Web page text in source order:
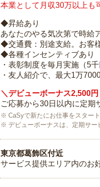
本業として月収30万以上も
◆昇給あり
あなたのやる気次第で時給
◆交通費：別途支給。お客
◆各種インセンティブあり
・表彰制度を毎月実施（5
・友人紹介で、最大1万
＼デビューボーナス2,500
ご応募から30日以内に定期
CaSyで新たにお仕事をスター
デビューボーナスは、定期サ
東京都葛飾区付近
サービス提供エリア内のお